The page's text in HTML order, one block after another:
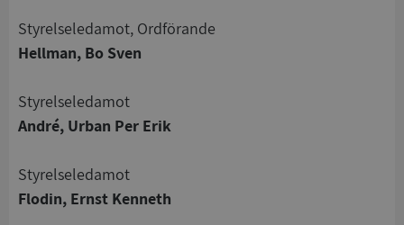
Styrelseledamot, Ordförande
Hellman, Bo Sven
Styrelseledamot
André, Urban Per Erik
Styrelseledamot
Flodin, Ernst Kenneth
Strikt nödvändigt Prestanda
Funktioner
Strikt nödvändiga kakor tillåter
kärnwebbplatsfunktioner som användarinloggning
och kontohantering. Webbplatsen kan inte
Namn